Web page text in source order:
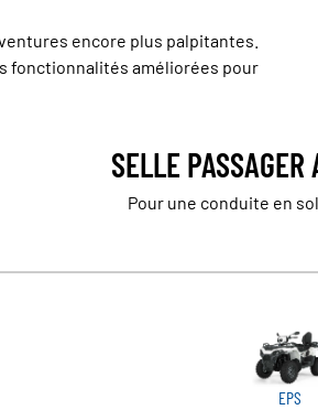
encore plus palpitantes.
fonctionnalités améliorées pour
SELLE PASSAGER
Pour une conduite en
EPS